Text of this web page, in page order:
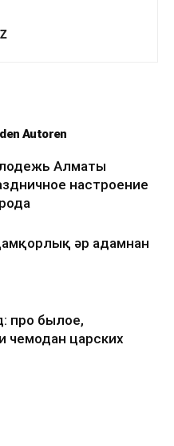
Autoren
Алматы
настроение
әр адамнан
про былое,
чемодан царских